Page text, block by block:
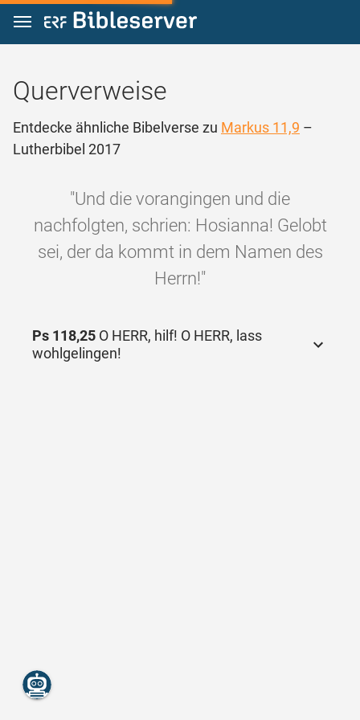
Zum Inhalt springen
Querverweise
Entdecke ähnliche Bibelverse zu Markus 11,9 –
Lutherbibel 2017
"Und die vorangingen und die
nachfolgten, schrien: Hosianna! Gelobt
sei, der da kommt in dem Namen des
Herrn!"
Ps 118,25 O HERR, hilf! O HERR, lass
wohlgelingen!